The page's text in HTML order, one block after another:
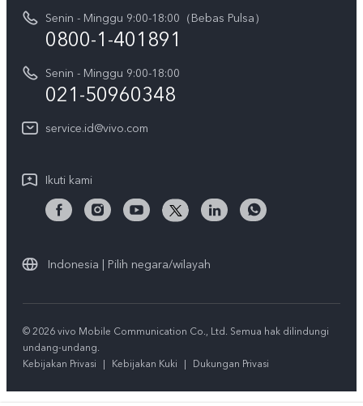
Y05
X300 Pro
Gerai Terdekat
Otentikasi IMEI
Kebijakan Garansi vivo
Layanan Perbaikan Antar Jemput
Unduh LUT untuk Memulihkan Log
Pemberitahuan Hukum
Tentang Kami
Pusat Privasi vivo
Senin - Minggu 9:00-18:00（Bebas Pulsa）
0800-1-401891
Senin - Minggu 9:00-18:00
021-50960348
service.id@vivo.com
Ikuti kami
Indonesia | Pilih negara/wilayah
© 2026 vivo Mobile Communication Co., Ltd. Semua hak dilindungi
undang-undang.
Kebijakan Privasi
| Kebijakan Kuki | Dukungan Privasi